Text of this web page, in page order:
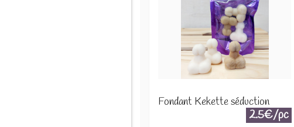
Fondant Kekette séduction
2.5€/pc